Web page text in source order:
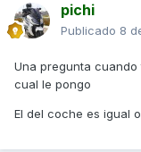
pichi
Publicado 8
Una pregunta
cual le pongo
El del coche es igual